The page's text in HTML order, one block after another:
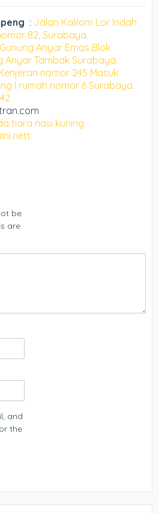
: Jalan Kalilom Lor Indah
82, Surabaya.
Anyar Emas Blok
Anyar Tambak Surabaya.
nomor 245 Masuk
I rumah nomor 6 Surabaya.
tiara nasi kuning
be
are
and
the